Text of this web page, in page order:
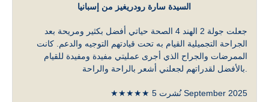
السيدة سارة رودريغيز من إسبانيا
جعلت جولة 2 الهند 4 الصحة حياتي أفضل بكثير ومريحة بعد
الجراحة التجميلية القيام به تحت قيادتهم التوجيه والدعم. كانت
الممرضات والجراح الذي أجرى عمليتي مفيدة ومفيدة للقيام
★★★★★ نُشرت 5 September 2025